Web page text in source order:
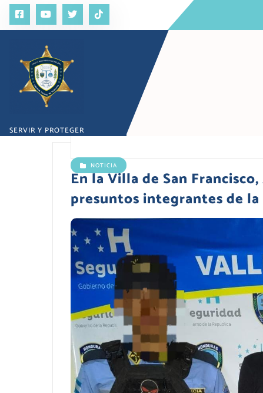
l
n SERVIR Y PROTEGER
NOTICIA
En la Villa de San
presuntos integrantes de